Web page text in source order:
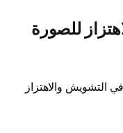
للصورة
32 هو درجة في التشويش والاهتزاز